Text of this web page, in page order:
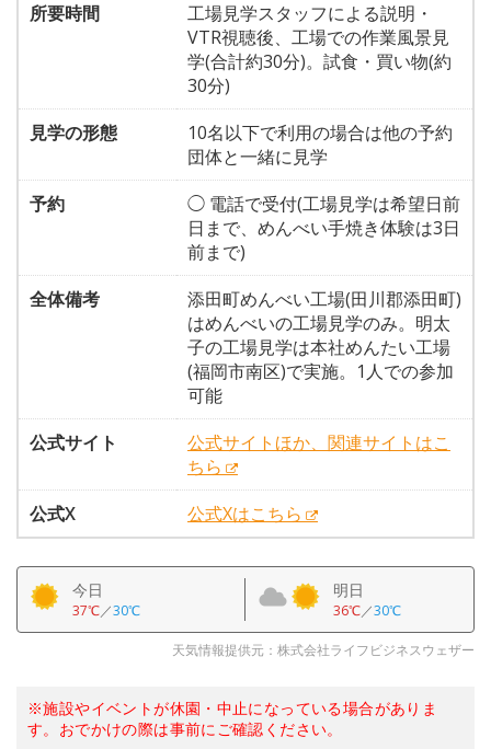
所要時間
工場見学スタッフによる説明・
VTR視聴後、工場での作業風景見
学(合計約30分)。試食・買い物(約
30分)
見学の形態
10名以下で利用の場合は他の予約
団体と一緒に見学
予約
◯ 電話で受付(工場見学は希望日前
日まで、めんべい手焼き体験は3日
前まで)
全体備考
添田町めんべい工場(田川郡添田町)
はめんべいの工場見学のみ。明太
子の工場見学は本社めんたい工場
(福岡市南区)で実施。1人での参加
可能
公式サイト
公式サイトほか、関連サイトはこ
ちら
公式X
公式Xはこちら
今日
37℃／30℃
明日
36℃／30℃
天気情報提供元：株式会社ライフビジネスウェザー
※施設やイベントが休園・中止になっている場合がありま
す。おでかけの際は事前にご確認ください。